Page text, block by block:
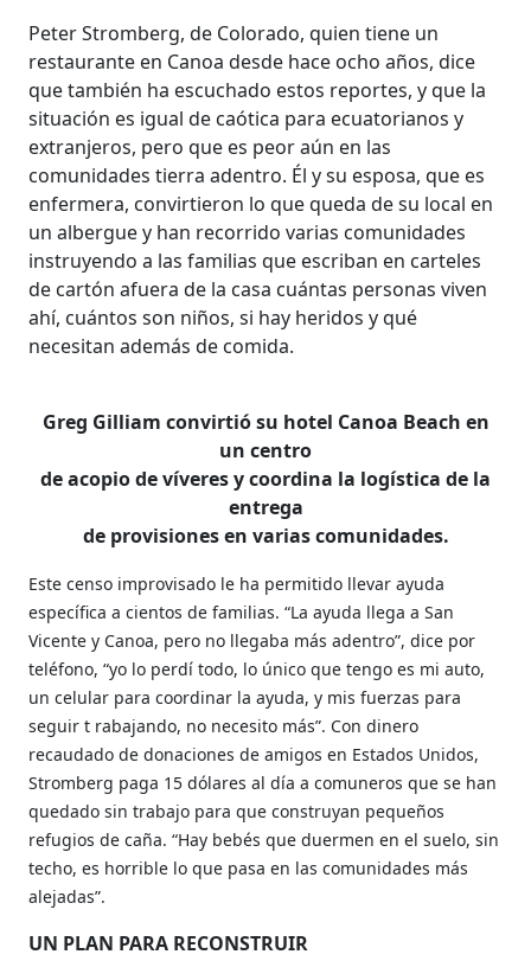
Peter Stromberg, de Colorado, quien tiene un
restaurante en Canoa desde hace ocho años, dice
que también ha escuchado estos reportes, y que la
situación es igual de caótica para ecuatorianos y
extranjeros, pero que es peor aún en las
comunidades tierra adentro. Él y su esposa, que es
enfermera, convirtieron lo que queda de su local en
un albergue y han recorrido varias comunidades
instruyendo a las familias que escriban en carteles
de cartón afuera de la casa cuántas personas viven
ahí, cuántos son niños, si hay heridos y qué
necesitan además de comida.
Greg Gilliam convirtió su hotel Canoa Beach en
un centro
de acopio de víveres y coordina la logística de la
entrega
de provisiones en varias comunidades.
Este censo improvisado le ha permitido llevar ayuda
específica a cientos de familias. “La ayuda llega a San
Vicente y Canoa, pero no llegaba más adentro”, dice por
teléfono, “yo lo perdí todo, lo único que tengo es mi auto,
un celular para coordinar la ayuda, y mis fuerzas para
seguir t rabajando, no necesito más”. Con dinero
recaudado de donaciones de amigos en Estados Unidos,
Stromberg paga 15 dólares al día a comuneros que se han
quedado sin trabajo para que construyan pequeños
refugios de caña. “Hay bebés que duermen en el suelo, sin
techo, es horrible lo que pasa en las comunidades más
alejadas”.
UN PLAN PARA RECONSTRUIR